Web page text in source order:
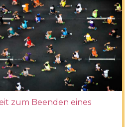
zum Beenden eines